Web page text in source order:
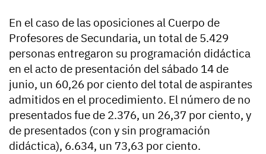
En el caso de las oposiciones al Cuerpo de
Profesores de Secundaria, un total de 5.429
personas entregaron su programación didáctica
en el acto de presentación del sábado 14 de
junio, un 60,26 por ciento del total de aspirantes
admitidos en el procedimiento. El número de no
presentados fue de 2.376, un 26,37 por ciento, y
de presentados (con y sin programación
didáctica), 6.634, un 73,63 por ciento.